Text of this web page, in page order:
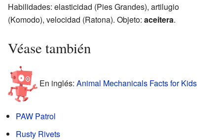
Habilidades: elasticidad (Pies Grandes), artilugio
(Komodo), velocidad (Ratona). Objeto: aceitera.
Véase también
En inglés: Animal Mechanicals Facts for Kids
PAW Patrol
Rusty Rivets